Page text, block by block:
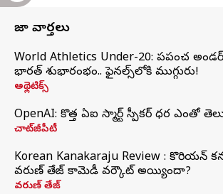
తాజా వార్తలు
World Athletics Under-20: ప్రపంచ
భారత్‌ శుభారంభం.. ఫైనల్స్‌లోకి ముగ్గురు!
అథ్లెటిక్స్
OpenAI: కొత్త ఏఐ స్మార్ట్ స్పీకర్ ధర ఎంతో
చాట్‌జీపీటీ
Korean Kanakaraju Review : కొరియన్
వరుణ్ తేజ్ కామెడీ వర్కౌట్ అయ్యిందా?
వరుణ్ తేజ్